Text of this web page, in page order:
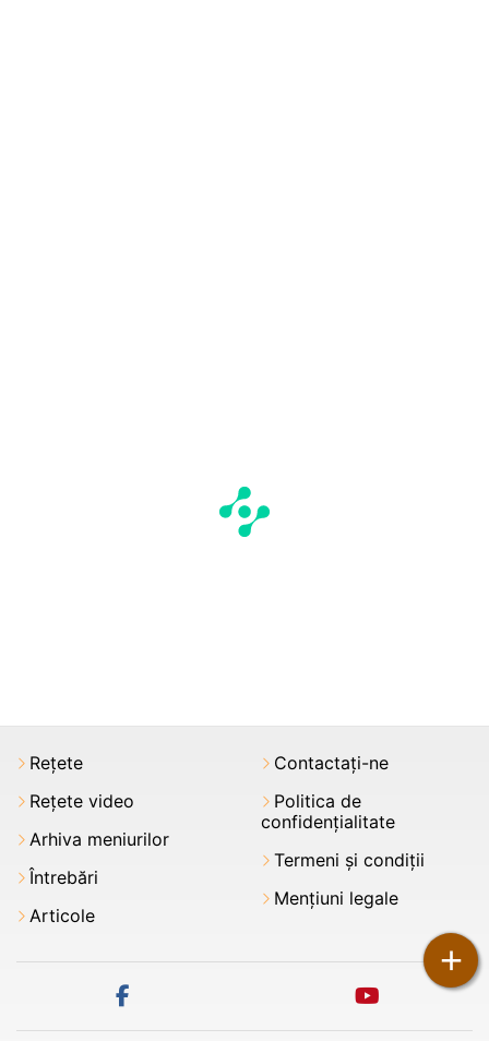
+
Rețete
Rețete video
Arhiva meniurilor
Întrebări
Articole
Contactați-ne
Politica de
confidențialitate
Termeni şi condiții
Mențiuni legale
facebook youtube